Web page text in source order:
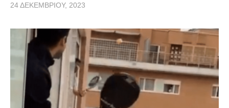
24 ΔΕΚΕΜΒΡΊΟΥ, 2023